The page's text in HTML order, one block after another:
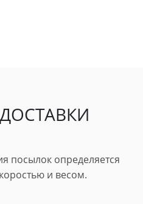
посылок определяется
и весом.